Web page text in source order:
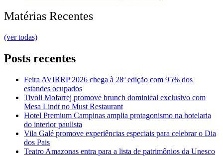
Matérias Recentes
(ver todas)
Posts recentes
Feira AVIRRP 2026 chega à 28ª edição com 95% dos
estandes ocupados
Tivoli Mofarrej promove brunch dominical exclusivo com
Mesa Lindt no Must Restaurant
Hotel Premium Campinas amplia protagonismo na hotelaria
do interior paulista
Vila Galé promove experiências especiais para celebrar o Dia
dos Pais
Teatro Amazonas entra para a lista de patrimônios da Unesco